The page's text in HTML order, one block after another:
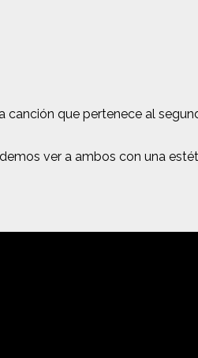
canción que pertenece al
ver a ambos con una